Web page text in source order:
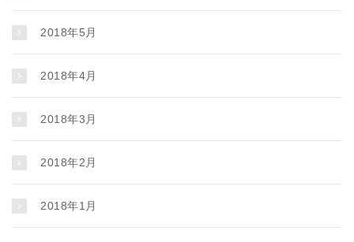
2018年5月
2018年4月
2018年3月
2018年2月
2018年1月